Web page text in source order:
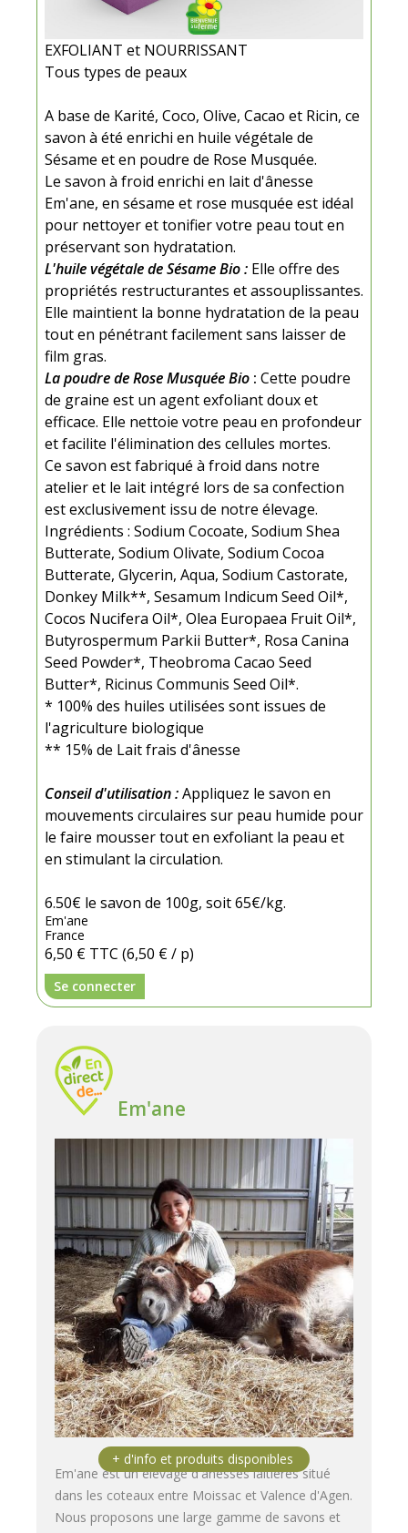
EXFOLIANT et NOURRISSANT
Tous types de peaux
A base de Karité, Coco, Olive, Cacao et Ricin, ce
savon à été enrichi en huile végétale de
Sésame et en poudre de Rose Musquée.
Le savon à froid enrichi en lait d'ânesse
Em'ane, en sésame et rose musquée est idéal
pour nettoyer et tonifier votre peau tout en
préservant son hydratation.
L'huile végétale de Sésame Bio : Elle offre des
propriétés restructurantes et assouplissantes.
Elle maintient la bonne hydratation de la peau
tout en pénétrant facilement sans laisser de
film gras.
La poudre de Rose Musquée Bio : Cette poudre
de graine est un agent exfoliant doux et
efficace. Elle nettoie votre peau en profondeur
et facilite l'élimination des cellules mortes.
Ce savon est fabriqué à froid dans notre
atelier et le lait intégré lors de sa confection
est exclusivement issu de notre élevage.
Ingrédients : Sodium Cocoate, Sodium Shea
Butterate, Sodium Olivate, Sodium Cocoa
Butterate, Glycerin, Aqua, Sodium Castorate,
Donkey Milk**, Sesamum Indicum Seed Oil*,
Cocos Nucifera Oil*, Olea Europaea Fruit Oil*,
Butyrospermum Parkii Butter*, Rosa Canina
Seed Powder*, Theobroma Cacao Seed
Butter*, Ricinus Communis Seed Oil*.
* 100% des huiles utilisées sont issues de
l'agriculture biologique
** 15% de Lait frais d'ânesse
Conseil d'utilisation :Appliquez le savon en
mouvements circulaires sur peau humide pour
le faire mousser tout en exfoliant la peau et
en stimulant la circulation.
6.50€ le savon de 100g, soit 65€/kg.
Em'ane
France
6,50 € TTC (6,50 € / p)
Se connecter
Em'ane
Em'ane est un élevage d'ânesses laitières situé
dans les coteaux entre Moissac et Valence d'Agen.
Nous proposons une large gamme de savons et